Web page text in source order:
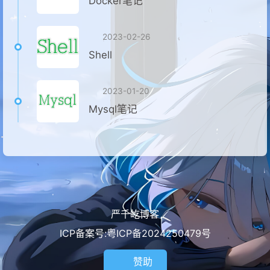
2023-02-26
Shell
2023-01-20
Mysql笔记
严千屹博客
ICP备案号:粤ICP备2024250479号
赞助